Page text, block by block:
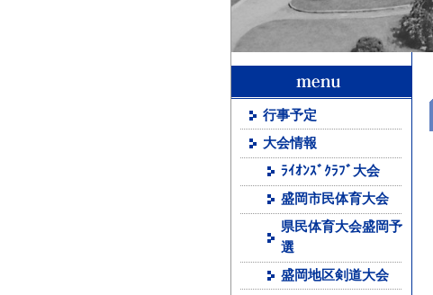
行事予定
大会情報
ﾗｲｵﾝｽﾞｸﾗﾌﾞ大会
盛岡市民体育大会
県民体育大会盛岡予
選
盛岡地区剣道大会